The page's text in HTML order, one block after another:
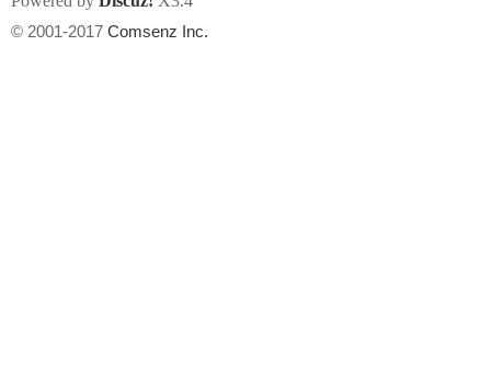
© 2001-2017 Comsenz Inc.